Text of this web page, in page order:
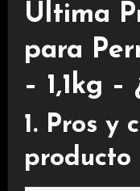
Ultima
para
– 1,1kg
1. Pros y
producto